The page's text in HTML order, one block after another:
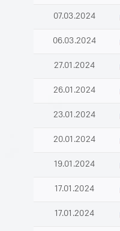
07.03.2024
06.03.2024
27.01.2024
26.01.2024
23.01.2024
20.01.2024
19.01.2024
17.01.2024
17.01.2024